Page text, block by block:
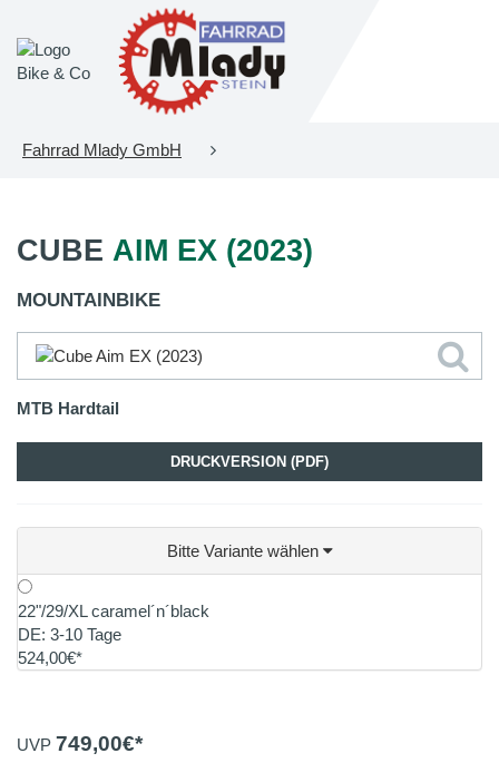
Fahrrad Mlady GmbH
CUBE AIM EX (2023)
MOUNTAINBIKE
MTB Hardtail
DRUCKVERSION (PDF)
Bitte Variante wählen
22"/29/XL caramel´n´black
DE: 3-10 Tage
524,00€*
UVP 749,00€*